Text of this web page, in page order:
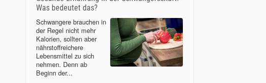
Was bedeutet das?
Schwangere brauchen in
der Regel nicht mehr
Kalorien, sollten aber
nährstoffreichere
Lebensmittel zu sich
nehmen. Denn ab
Beginn der...